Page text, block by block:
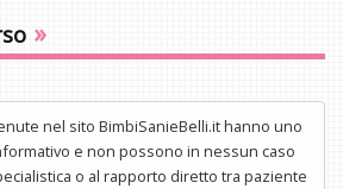
»
nel sito BimbiSanieBelli.it hanno uno
e non possono in nessun caso
o al rapporto diretto tra paziente